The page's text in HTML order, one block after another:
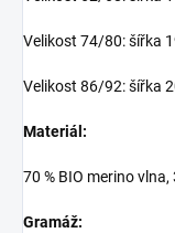
Velikost 74/80: šířka
Velikost 86/92: šířka
Materiál:
70 % BIO merino vlna,
Gramáž: